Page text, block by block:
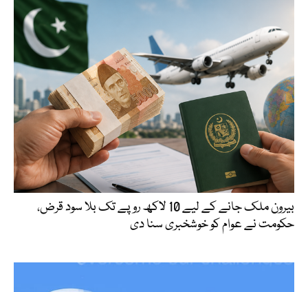
بیرون ملک جانے کے لیے 10 لاکھ روپے تک بلا سود قرض،
حکومت نے عوام کو خوشخبری سنا دی